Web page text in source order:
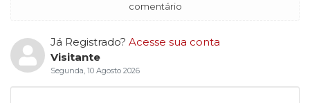
comentário
Já Registrado? Acesse sua conta
Visitante
Segunda, 10 Agosto 2026